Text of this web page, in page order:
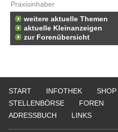
Praxisinhaber
weitere aktuelle Themen
aktuelle Kleinanzeigen
zur Forenübersicht
START INFOTHEK SHOP
STELLENBÖRSE
FOREN
ADRESSBUCH
LINKS